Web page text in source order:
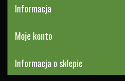
Informacja
Moje konto
Informacja o sklepie